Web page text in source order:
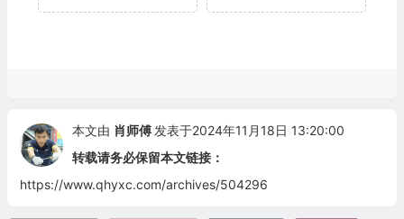
本文由 肖师傅 发表于2024年11月18日 13:20:00
转载请务必保留本文链接：
https://www.qhyxc.com/archives/504296